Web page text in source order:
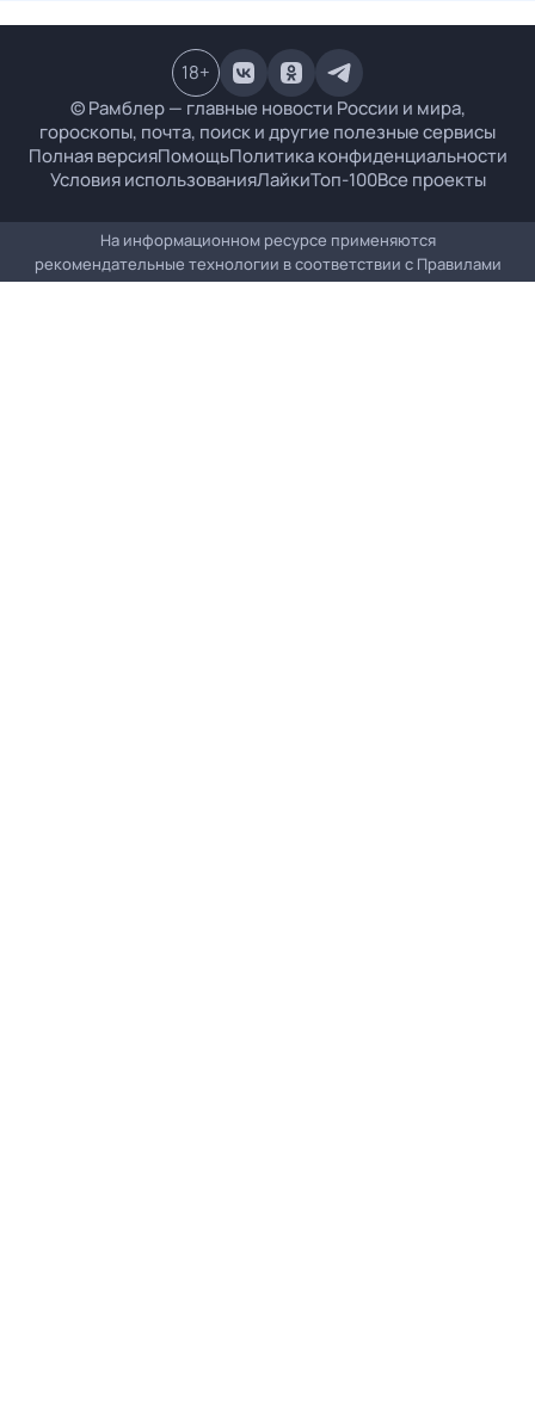
© Рамблер — главные новости России и мира,
гороскопы, почта, поиск и другие полезные сервисы
Полная версияПомощьПолитика конфиденциальности
Условия использованияЛайкиТоп-100Все проекты
18+
На информационном ресурсе применяются
рекомендательные технологии в соответствии с Правилами